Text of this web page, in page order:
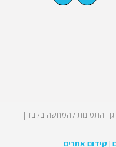
גן | התמונות להמחשה בלבד |
| קידום אתרים